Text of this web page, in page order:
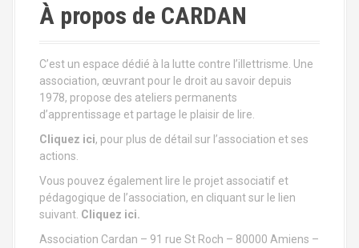
À propos de CARDAN
C’est un espace dédié à la lutte contre l’illettrisme. Une
association, œuvrant pour le droit au savoir depuis
1978, propose des ateliers permanents
d’apprentissage et partage le plaisir de lire.
Cliquez ici, pour plus de détail sur l’association et ses
actions.
Vous pouvez également lire le projet associatif et
pédagogique de l’association, en cliquant sur le lien
suivant. Cliquez ici.
Association Cardan – 91 rue St Roch – 80000 Amiens –